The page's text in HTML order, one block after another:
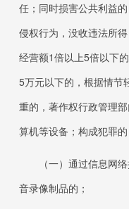
任；同时损害公共利益
侵权行为，没收违法所
经营额1倍以上5倍以下
5万元以下的，根据情节
重的，著作权行政管理
算机等设备；构成犯罪
（一）通过信息网
音录像制品的；